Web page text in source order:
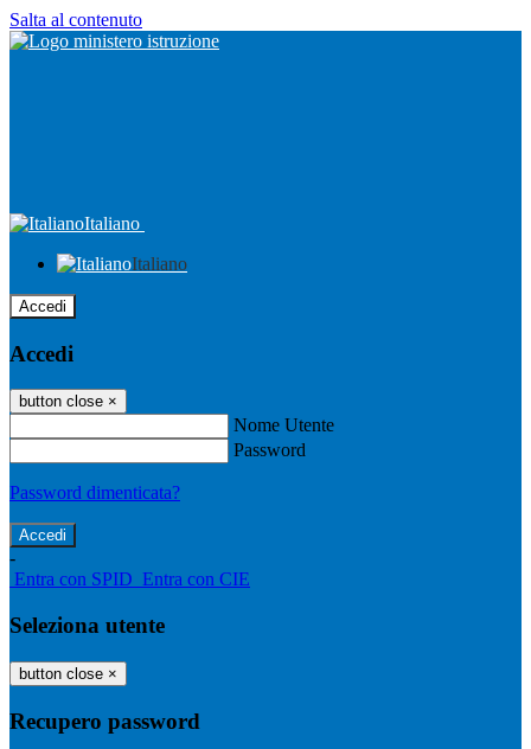
Salta al contenuto
Italiano
Italiano
Accedi
Accedi
button close ×
Nome Utente
Password
Password dimenticata?
-
Entra con SPID Entra con CIE
Seleziona utente
button close ×
Recupero password